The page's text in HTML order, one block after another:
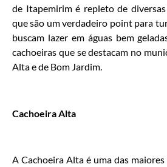
de Itapemirim é repleto de
que são um verdadeiro point para
buscam lazer em águas bem
cachoeiras que se destacam no
Alta e de Bom Jardim.
Cachoeira Alta
A Cachoeira Alta é uma das